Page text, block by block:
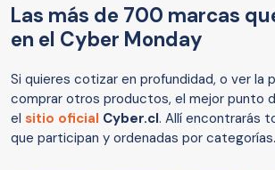
Las más de 700 marcas
en el Cyber Monday
Si quieres cotizar en profundidad, o ver la
comprar otros productos, el mejor punto
el sitio oficial Cyber.cl. Allí encontrarás
que participan y ordenadas por categorías.